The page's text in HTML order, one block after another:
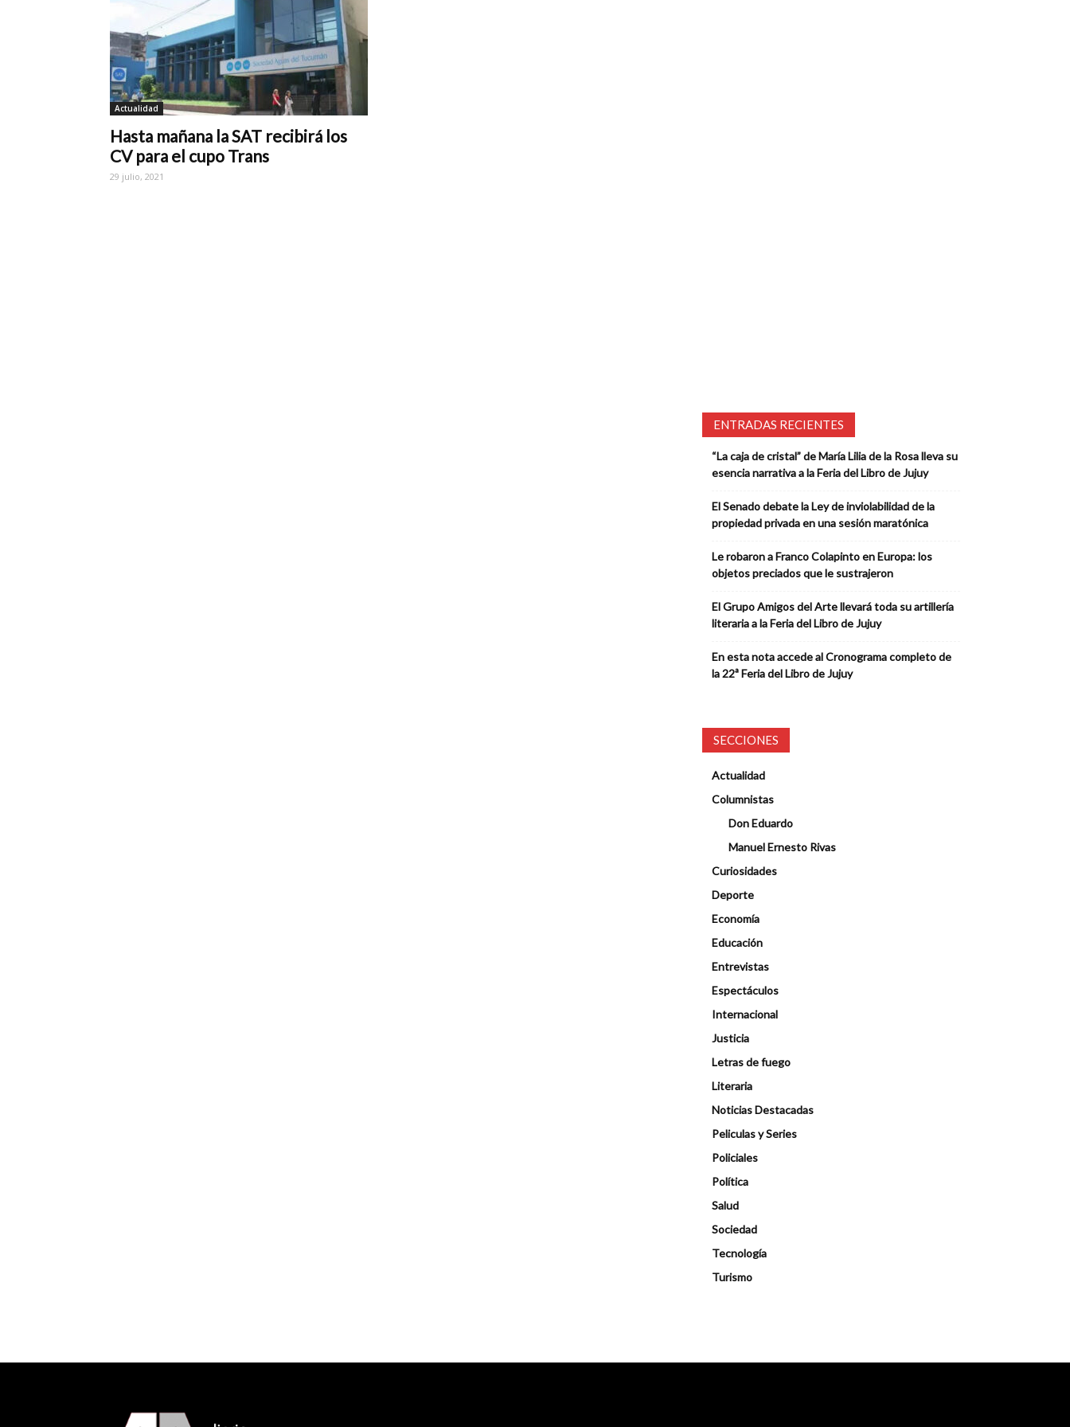
Actualidad
Hasta mañana la SAT recibirá los
CV para el cupo Trans
29 julio, 2021
ENTRADAS RECIENTES
“La caja de cristal” de María Lilia de la Rosa lleva su
esencia narrativa a la Feria del Libro de Jujuy
El Senado debate la Ley de inviolabilidad de la
propiedad privada en una sesión maratónica
Le robaron a Franco Colapinto en Europa: los
objetos preciados que le sustrajeron
El Grupo Amigos del Arte llevará toda su artillería
literaria a la Feria del Libro de Jujuy
En esta nota accede al Cronograma completo de
la 22ª Feria del Libro de Jujuy
SECCIONES
Actualidad
Columnistas
Don Eduardo
Manuel Ernesto Rivas
Curiosidades
Deporte
Economía
Educación
Entrevistas
Espectáculos
Internacional
Justicia
Letras de fuego
Literaria
Noticias Destacadas
Peliculas y Series
Policiales
Política
Salud
Sociedad
Tecnología
Turismo